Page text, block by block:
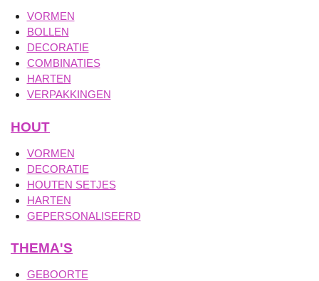
VORMEN
BOLLEN
DECORATIE
COMBINATIES
HARTEN
VERPAKKINGEN
HOUT
VORMEN
DECORATIE
HOUTEN SETJES
HARTEN
GEPERSONALISEERD
THEMA'S
GEBOORTE